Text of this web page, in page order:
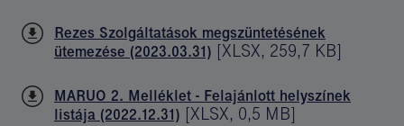
Rezes Szolgáltatások megszüntetésének
ütemezése (2023.03.31) [XLSX, 259,7 KB]
MARUO 2. Melléklet - Felajánlott helyszínek
listája (2022.12.31) [XLSX, 0,5 MB]